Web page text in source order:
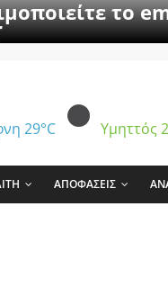
το
29°C Υμηττός
ΑΠΟΦΑΣΕΙΣ